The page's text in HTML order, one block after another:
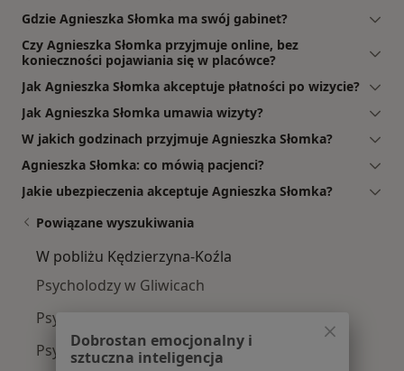
Gdzie Agnieszka Słomka ma swój gabinet?
Czy Agnieszka Słomka przyjmuje online, bez
konieczności pojawiania się w placówce?
Jak Agnieszka Słomka akceptuje płatności po wizycie?
Jak Agnieszka Słomka umawia wizyty?
W jakich godzinach przyjmuje Agnieszka Słomka?
Agnieszka Słomka: co mówią pacjenci?
Jakie ubezpieczenia akceptuje Agnieszka Słomka?
Powiązane wyszukiwania
W pobliżu Kędzierzyna-Koźla
Psycholodzy w Gliwicach
Psycholodzy w Opolu
Psycholodzy w Bytomiu
Dobrostan emocjonalny i
sztuczna inteligencja